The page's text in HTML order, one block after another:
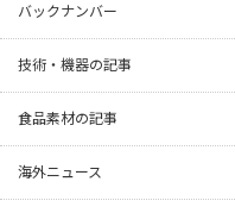
バックナンバー
技術・機器の記事
食品素材の記事
海外ニュース